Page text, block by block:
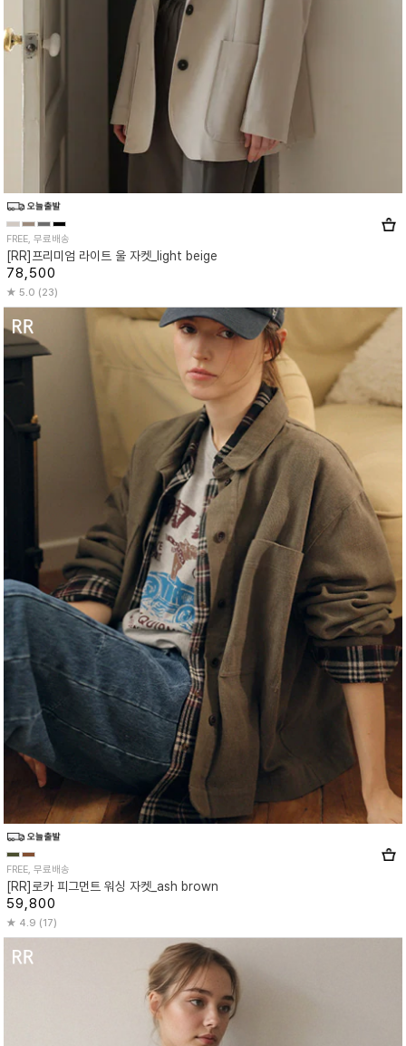
FREE, 무료배송
[RR]프리미엄 라이트 울 자켓_light beige
78,500
5.0 (23)
FREE, 무료배송
[RR]로카 피그먼트 워싱 자켓_ash brown
59,800
4.9 (17)